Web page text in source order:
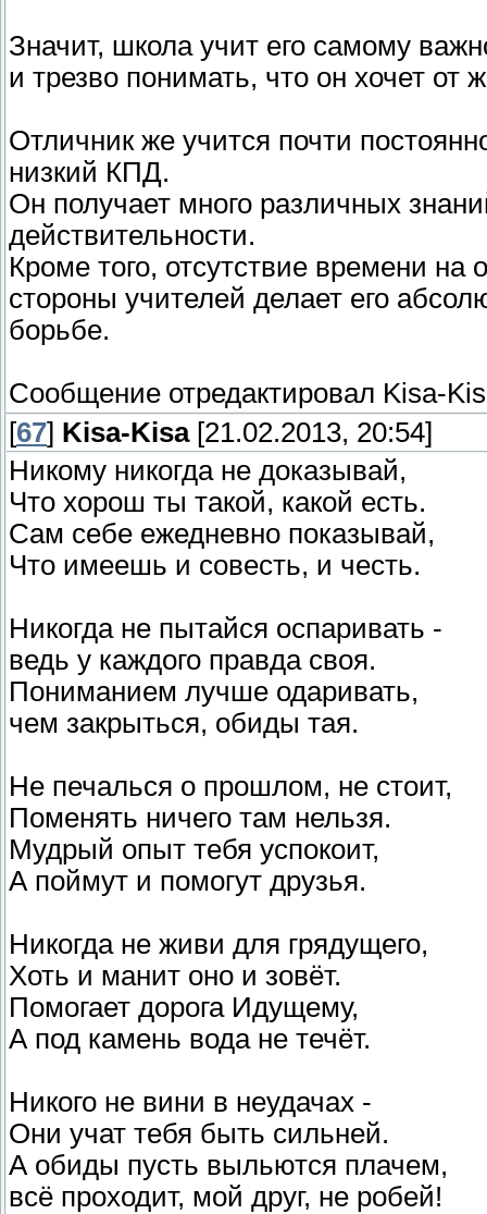
Значит, школа учит его самому
и трезво понимать, что он хочет от
Отличник же учится почти
низкий КПД.
Он получает много различных
действительности.
Кроме того, отсутствие времени
стороны учителей делает его
борьбе.
Сообщение отредактировал Kisa-
[67] Kisa-Kisa[21.02.2013, 20:54]
Никому никогда не доказывай,
Что хорош ты такой, какой есть.
Сам себе ежедневно показывай,
Что имеешь и совесть, и честь.
Никогда не пытайся оспаривать -
ведь у каждого правда своя.
Пониманием лучше одаривать,
чем закрыться, обиды тая.
Не печалься о прошлом, не стоит,
Поменять ничего там нельзя.
Мудрый опыт тебя успокоит,
А поймут и помогут друзья.
Никогда не живи для грядущего,
Хоть и манит оно и зовёт.
Помогает дорога Идущему,
А под камень вода не течёт.
Никого не вини в неудачах -
Они учат тебя быть сильней.
А обиды пусть выльются плачем,
всё проходит, мой друг, не робей!